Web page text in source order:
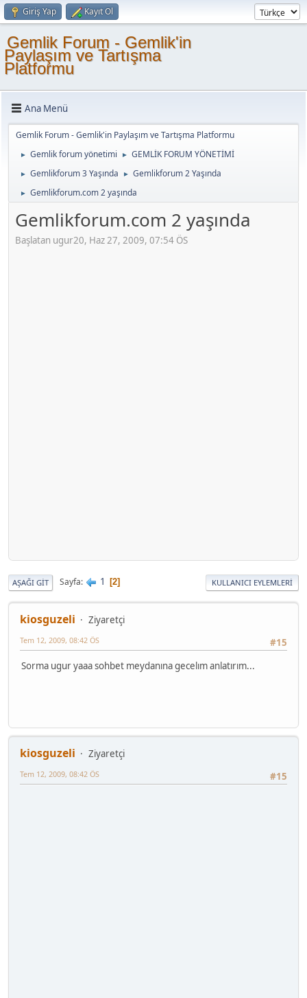
Giriş Yap Kayıt Ol
Gemlik Forum - Gemlik'in
Paylaşım ve Tartışma
Platformu
Ana Menü
Gemlik Forum - Gemlik'in Paylaşım ve Tartışma Platformu
► Gemlik forum yönetimi ► GEMLİK FORUM YÖNETİMİ
► Gemlikforum 3 Yaşında ► Gemlikforum 2 Yaşında
► Gemlikforum.com 2 yaşında
Gemlikforum.com 2 yaşında
Başlatan ugur20, Haz 27, 2009, 07:54 ÖS
AŞAĞI GIT Sayfa 1 2 KULLANICI EYLEMLERI
kiosguzeli
Ziyaretçi
#15
Tem 12, 2009, 08:42 ÖS
Sorma ugur yaaa sohbet meydanına gecelım anlatırım...
kiosguzeli
Ziyaretçi
#15
Tem 12, 2009, 08:42 ÖS